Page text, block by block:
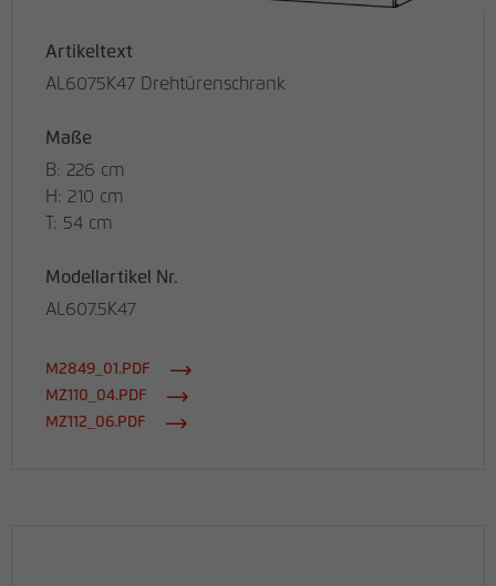
Artikeltext
AL6075K47 Drehtürenschrank
Maße
B: 226 cm
H: 210 cm
T: 54 cm
Modellartikel Nr.
AL607.5K47
M2849_01.PDF
MZ110_04.PDF
MZ112_06.PDF